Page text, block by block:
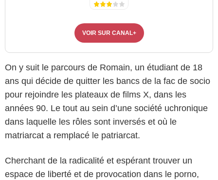
VOIR SUR CANAL+
On y suit le parcours de Romain, un étudiant de 18
ans qui décide de quitter les bancs de la fac de socio
pour rejoindre les plateaux de films X, dans les
années 90. Le tout au sein d’une société uchronique
dans laquelle les rôles sont inversés et où le
matriarcat a remplacé le patriarcat.
Cherchant de la radicalité et espérant trouver un
espace de liberté et de provocation dans le porno,